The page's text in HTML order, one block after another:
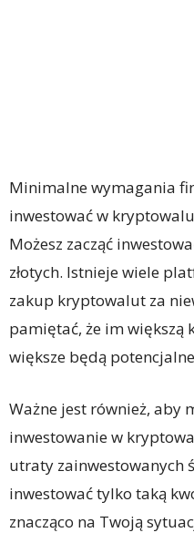
Minimalne wymagania
inwestować w
Możesz zacząć
złotych. Istnieje wiele
zakup kryptowalut za
pamiętać, że im większą
większe będą
Ważne jest również, aby
inwestowanie w
utraty zainwestowanych
inwestować tylko taką
znacząco na Twoją